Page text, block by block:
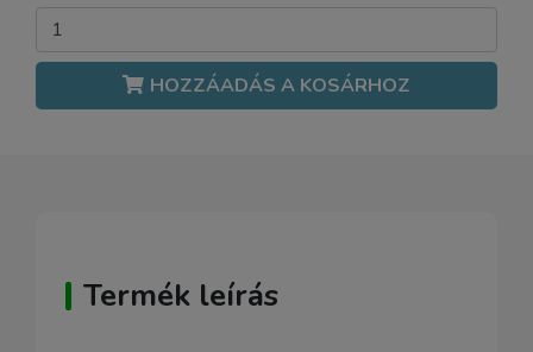
HOZZÁADÁS A KOSÁRHOZ
Termék leírás